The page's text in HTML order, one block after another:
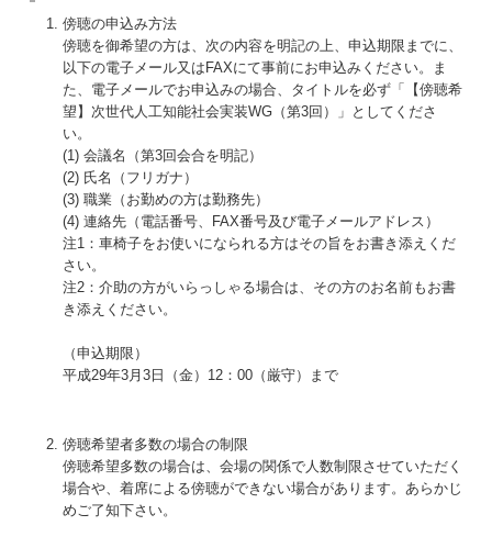
傍聴の申込み方法
傍聴を御希望の方は、次の内容を明記の上、申込期限までに、
以下の電子メール又はFAXにて事前にお申込みください。ま
た、電子メールでお申込みの場合、タイトルを必ず「【傍聴希
望】次世代人工知能社会実装WG（第3回）」としてくださ
い。
(1) 会議名（第3回会合を明記）
(2) 氏名（フリガナ）
(3) 職業（お勤めの方は勤務先）
(4) 連絡先（電話番号、FAX番号及び電子メールアドレス）
注1：車椅子をお使いになられる方はその旨をお書き添えくだ
さい。
注2：介助の方がいらっしゃる場合は、その方のお名前もお書
き添えください。
（申込期限）
平成29年3月3日（金）12：00（厳守）まで
傍聴希望者多数の場合の制限
傍聴希望多数の場合は、会場の関係で人数制限させていただく
場合や、着席による傍聴ができない場合があります。あらかじ
めご了知下さい。